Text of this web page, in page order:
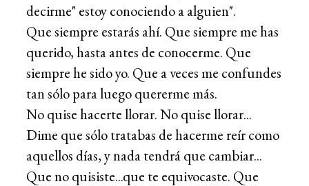
decirme" estoy conociendo a alguien".
Que siempre estarás ahí. Que siempre me has
querido, hasta antes de conocerme. Que
siempre he sido yo. Que a veces me confundes
tan sólo para luego quererme más.
No quise hacerte llorar. No quise llorar...
Dime que sólo tratabas de hacerme reír como
aquellos días, y nada tendrá que cambiar...
Que no quisiste...que te equivocaste. Que